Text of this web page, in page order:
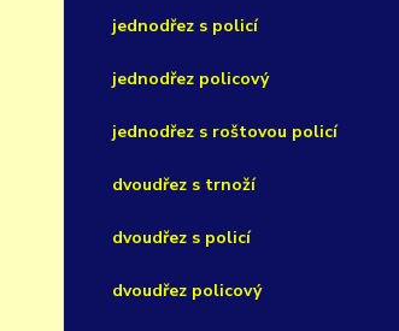
jednodřez s policí
jednodřez policový
jednodřez s roštovou policí
dvoudřez s trnoží
dvoudřez s policí
dvoudřez policový